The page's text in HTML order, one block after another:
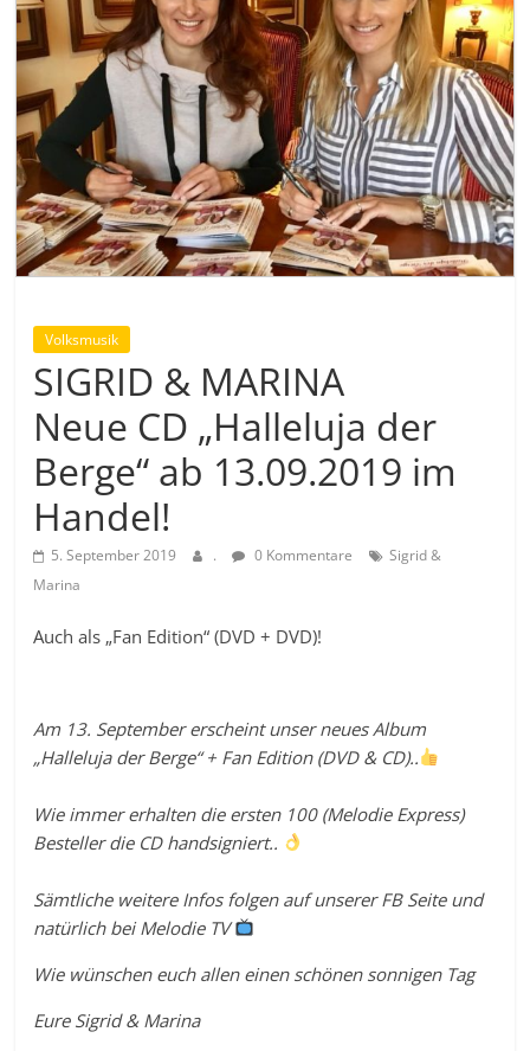
Volksmusik
SIGRID & MARINA
Neue CD „Halleluja der
Berge“ ab 13.09.2019 im
Handel!
5. September 2019 . 0 Kommentare
Sigrid &
Marina
Auch als „Fan Edition“ (DVD + DVD)!
Am 13. September erscheint unser neues Album
„Halleluja der Berge“ + Fan Edition (DVD & CD)..
Wie immer erhalten die ersten 100 (Melodie Express)
Besteller die CD handsigniert..
Sämtliche weitere Infos folgen auf unserer FB Seite und
natürlich bei Melodie TV
Wie wünschen euch allen einen schönen sonnigen Tag
Eure Sigrid & Marina